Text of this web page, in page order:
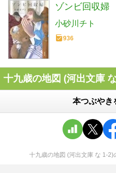
ゾンビ回収婦
小砂川チト
936
十九歳の地図 (河出文庫
本つぶやき
十九歳の地図 (河出文庫 な 1-2)